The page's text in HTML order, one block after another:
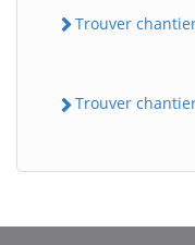
Trouver
Trouver chantier
BatiWebPro